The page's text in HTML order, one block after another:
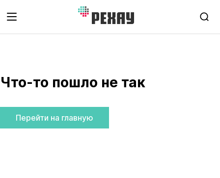
Что-то пошло не так
Перейти на главную